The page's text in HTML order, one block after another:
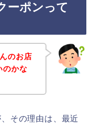
ーポンって
のお店
のかな
その理由は、最近